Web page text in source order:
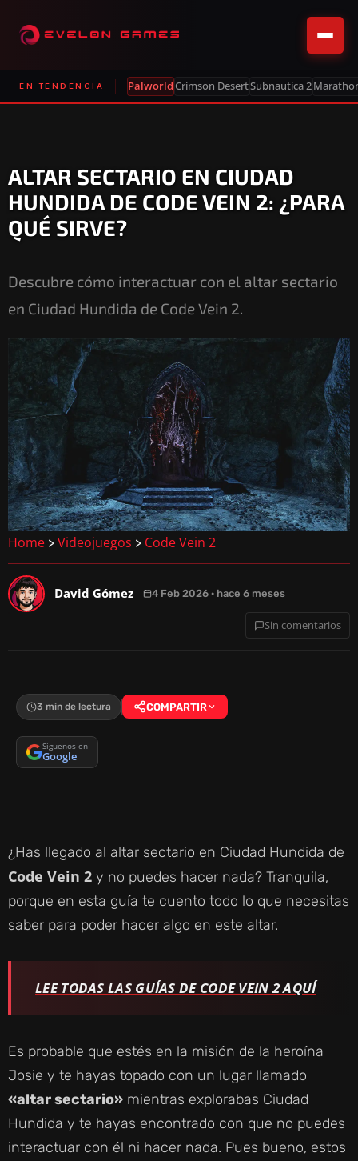
EN TENDENCIA PalworldCrimson DesertSubnautica 2
ALTAR SECTARIO EN CIUDAD
HUNDIDA DE CODE VEIN 2: ¿PARA
QUÉ SIRVE?
Descubre cómo interactuar con el altar sectario
en Ciudad Hundida de Code Vein 2.
Home > Videojuegos > Code Vein 2
David Gómez 4 Feb 2026 · hace 6 meses
Sin comentarios
3 min de lectura COMPARTIR
Síguenos en
Google
¿Has llegado al altar sectario en Ciudad Hundida de
Code Vein 2 y no puedes hacer nada? Tranquila,
porque en esta guía te cuento todo lo que necesitas
saber para poder hacer algo en este altar.
LEE TODAS LAS GUÍAS DE CODE VEIN 2 AQUÍ
Es probable que estés en la misión de la heroína
Josie y te hayas topado con un lugar llamado
«altar sectario» mientras explorabas Ciudad
Hundida y te hayas encontrado con que no puedes
interactuar con él ni hacer nada. Pues bueno, estos